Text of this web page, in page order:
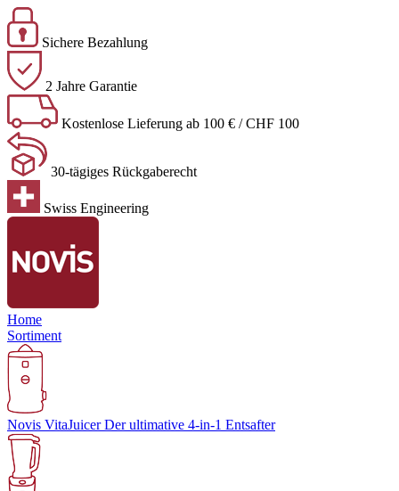
Sichere Bezahlung
2 Jahre Garantie
Kostenlose Lieferung ab 100 € / CHF 100
30-tägiges Rückgaberecht
Swiss Engineering
Home
Sortiment
Novis VitaJuicerDer ultimative 4-in-1 Entsafter